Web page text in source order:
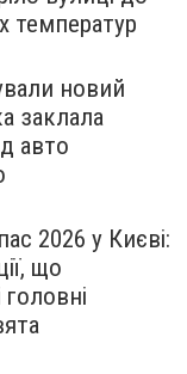
температур
новий
заклала
авто
2026 у Києві:
що